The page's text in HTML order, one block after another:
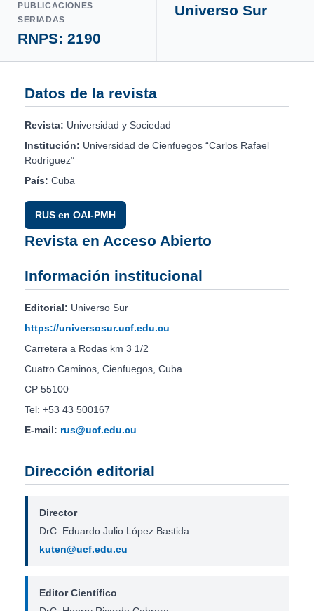
PUBLICACIONES
SERIADAS
RNPS: 2190
Universo Sur
Datos de la revista
Revista: Universidad y Sociedad
Institución: Universidad de Cienfuegos “Carlos Rafael
Rodríguez”
País: Cuba
RUS en OAI-PMH
Revista en Acceso Abierto
Información institucional
Editorial: Universo Sur
https://universosur.ucf.edu.cu
Carretera a Rodas km 3 1/2
Cuatro Caminos, Cienfuegos, Cuba
CP 55100
Tel: +53 43 500167
E-mail: rus@ucf.edu.cu
Dirección editorial
Director
DrC. Eduardo Julio López Bastida
kuten@ucf.edu.cu
Editor Científico